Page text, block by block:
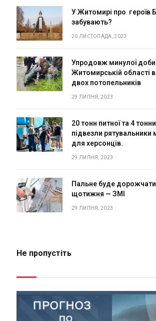
У Житомирі про героїв
забувають?
20 ЛИСТОПАДА, 2023
Упродовж минулої
Житомирській області
двох потопельників
29 ЛИПНЯ, 2023
20 тонн питної та 4
підвезли рятувальники
для херсонців.
29 ЛИПНЯ, 2023
Пальне буде дорожчати
щотижня — ЗМІ
29 ЛИПНЯ, 2023
Не пропустіть